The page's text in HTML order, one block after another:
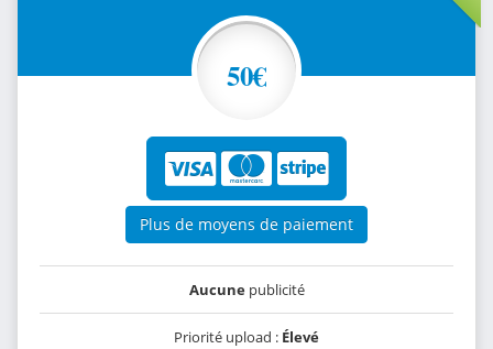
50€
Plus de moyens de paiement
Aucunepublicité
Priorité upload : Élevé